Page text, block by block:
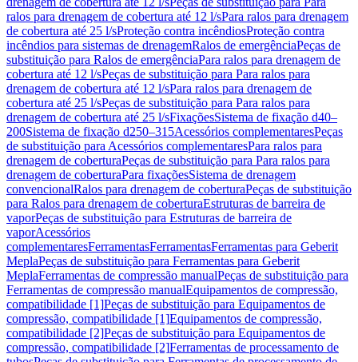
ralos para drenagem de cobertura até 12 l/sPara ralos para drenagem
de cobertura até 25 l/sProteção contra incêndiosProteção contra
incêndios para sistemas de drenagemRalos de emergênciaPeças de
substituição para Ralos de emergênciaPara ralos para drenagem de
cobertura até 12 l/sPeças de substituição para Para ralos para
drenagem de cobertura até 12 l/sPara ralos para drenagem de
cobertura até 25 l/sPeças de substituição para Para ralos para
drenagem de cobertura até 25 l/sFixaçõesSistema de fixação d40–
200Sistema de fixação d250–315Acessórios complementaresPeças
de substituição para Acessórios complementaresPara ralos para
drenagem de coberturaPeças de substituição para Para ralos para
drenagem de coberturaPara fixaçõesSistema de drenagem
convencionalRalos para drenagem de coberturaPeças de substituição
para Ralos para drenagem de coberturaEstruturas de barreira de
vaporPeças de substituição para Estruturas de barreira de
vaporAcessórios
complementaresFerramentasFerramentasFerramentas para Geberit
MeplaPeças de substituição para Ferramentas para Geberit
MeplaFerramentas de compressão manualPeças de substituição para
Ferramentas de compressão manualEquipamentos de compressão,
compatibilidade [1]Peças de substituição para Equipamentos de
compressão, compatibilidade [1]Equipamentos de compressão,
compatibilidade [2]Peças de substituição para Equipamentos de
compressão, compatibilidade [2]Ferramentas de processamento de